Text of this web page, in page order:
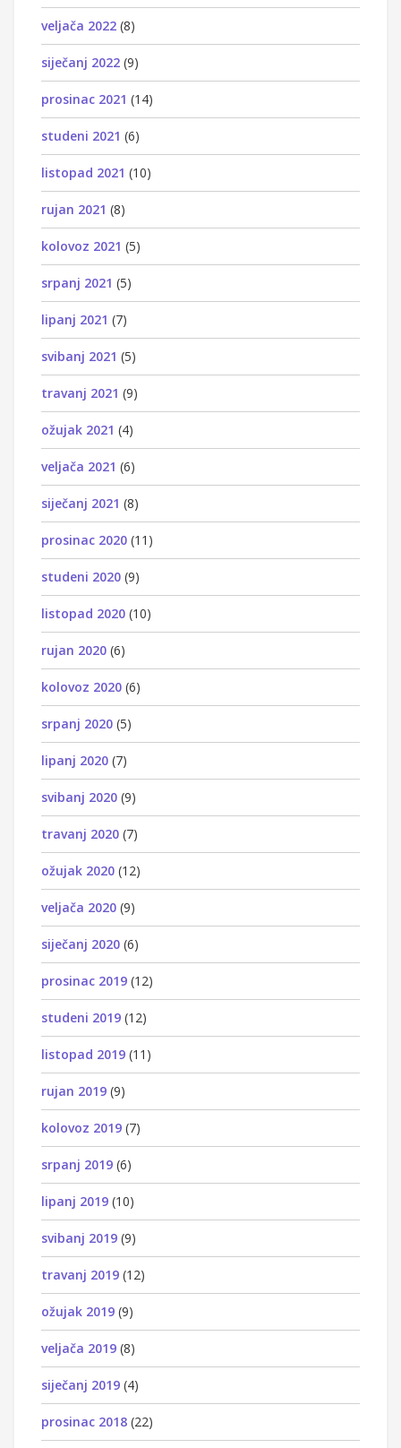
veljača 2022 (8)
siječanj 2022 (9)
prosinac 2021 (14)
studeni 2021 (6)
listopad 2021 (10)
rujan 2021 (8)
kolovoz 2021 (5)
srpanj 2021 (5)
lipanj 2021 (7)
svibanj 2021 (5)
travanj 2021 (9)
ožujak 2021 (4)
veljača 2021 (6)
siječanj 2021 (8)
prosinac 2020 (11)
studeni 2020 (9)
listopad 2020 (10)
rujan 2020 (6)
kolovoz 2020 (6)
srpanj 2020 (5)
lipanj 2020 (7)
svibanj 2020 (9)
travanj 2020 (7)
ožujak 2020 (12)
veljača 2020 (9)
siječanj 2020 (6)
prosinac 2019 (12)
studeni 2019 (12)
listopad 2019 (11)
rujan 2019 (9)
kolovoz 2019 (7)
srpanj 2019 (6)
lipanj 2019 (10)
svibanj 2019 (9)
travanj 2019 (12)
ožujak 2019 (9)
veljača 2019 (8)
siječanj 2019 (4)
prosinac 2018 (22)